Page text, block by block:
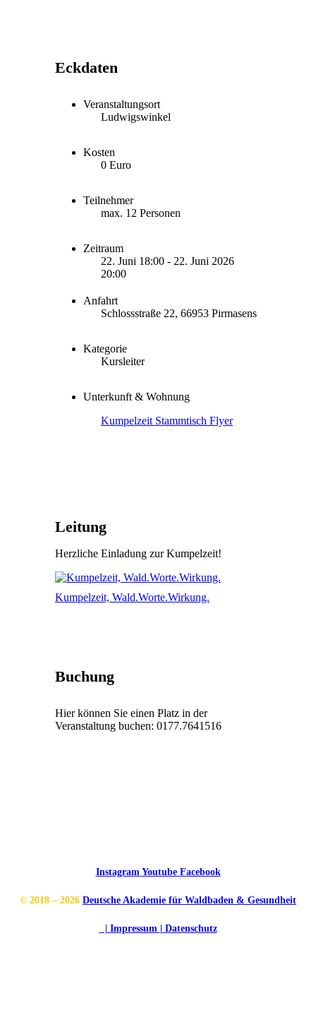
Eckdaten
Veranstaltungsort
Ludwigswinkel
Kosten
0 Euro
Teilnehmer
max. 12 Personen
Zeitraum
22. Juni 18:00 - 22. Juni 2026
20:00
Anfahrt
Schlossstraße 22, 66953 Pirmasens
Kategorie
Kursleiter
Unterkunft & Wohnung
Kumpelzeit Stammtisch Flyer
Leitung
Herzliche Einladung zur Kumpelzeit!
Kumpelzeit, Wald.Worte.Wirkung.
Buchung
Hier können Sie einen Platz in der
Veranstaltung buchen: 0177.7641516
Instagram Youtube Facebook
© 2018 – 2026 Deutsche Akademie für Waldbaden & Gesundheit
| Impressum | Datenschutz